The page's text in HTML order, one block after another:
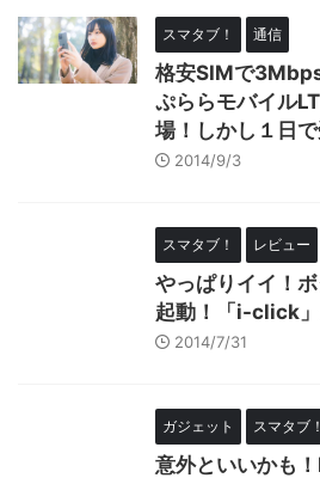
スマタブ！ 通信
格安SIMで
ぷららモバイル
場！しかし１日で
2014/9/3
スマタブ！ レビュー
やっぱりイイ！
起動！「i-click」
2014/7/31
ガジェット スマタブ！
意外といいかも